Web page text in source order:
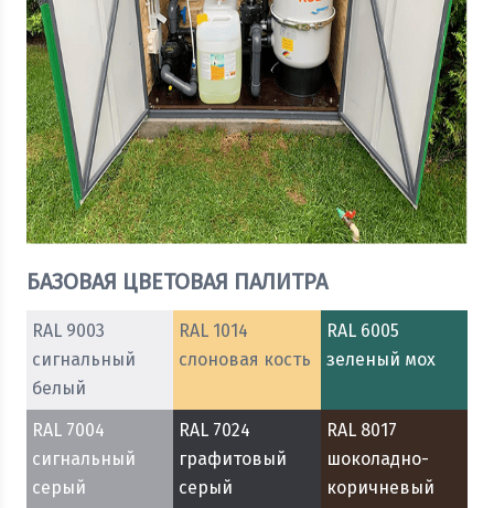
БАЗОВАЯ ЦВЕТОВАЯ ПАЛИТРА
RAL 9003
сигнальный
белый
RAL 1014
слоновая кость
RAL 6005
зеленый мох
RAL 7004
сигнальный
серый
RAL 7024
графитовый
серый
RAL 8017
шоколадно-
коричневый